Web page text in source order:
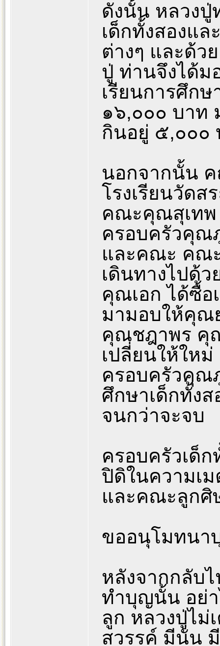
ดังนั้น หลวงปู่
เด็กทั้งสองแ
ต่างๆ และด้ว
ปู่ ท่านจึงได้ม
เรียนการศึกษ
๑๖,๐๐๐ บาท
กินอยู่ ๕,๐๐๐
นอกจากนั้น
โรงเรียนวัดส
คณะคุณสุเท
ครอบครัวคุณ
และคณะ คณ
เดินทางไปด้
คุณเอก ได้ซื้อ
มามอบให้คุณ
คุณชฎาพร คุ
เปลี่ยนให้ใหม่
ครอบครัวคุณ
ศึกษาเด็กทั้ง
จนกว่าจะจบ
ครอบครัวเด็
ปิดิในความเ
และคณะลูกศิ
ขออนุโมทนา
หลังจากกลับ
ทำบุญนั้น อย่า
ลูก หลวงปู่ไม่
สวรรค์ มีนั่น